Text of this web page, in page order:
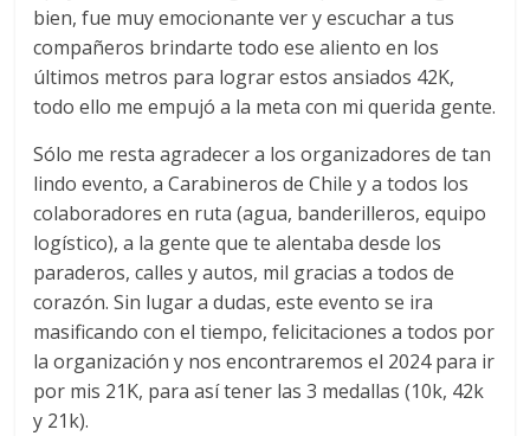
bien, fue muy emocionante ver y escuchar a tus
compañeros brindarte todo ese aliento en los
últimos metros para lograr estos ansiados 42K,
todo ello me empujó a la meta con mi querida gente.
Sólo me resta agradecer a los organizadores de tan
lindo evento, a Carabineros de Chile y a todos los
colaboradores en ruta (agua, banderilleros, equipo
logístico), a la gente que te alentaba desde los
paraderos, calles y autos, mil gracias a todos de
corazón. Sin lugar a dudas, este evento se ira
masificando con el tiempo, felicitaciones a todos por
la organización y nos encontraremos el 2024 para ir
por mis 21K, para así tener las 3 medallas (10k, 42k
y 21k).